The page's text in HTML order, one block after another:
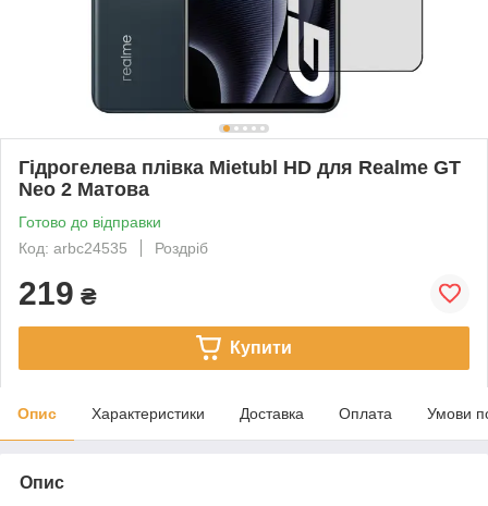
Гідрогелева плівка Mietubl HD для Realme GT
Neo 2 Матова
Готово до відправки
Код: arbc24535
Роздріб
219 ₴
Купити
Опис Характеристики Доставка Оплата Умови
Опис